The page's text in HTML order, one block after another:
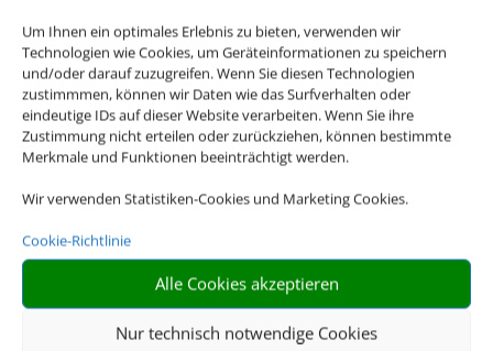
Um Ihnen ein optimales Erlebnis zu bieten, verwenden wir
Technologien wie Cookies, um Geräteinformationen zu speichern
und/oder darauf zuzugreifen. Wenn Sie diesen Technologien
zustimmmen, können wir Daten wie das Surfverhalten oder
eindeutige IDs auf dieser Website verarbeiten. Wenn Sie ihre
Zustimmung nicht erteilen oder zurückziehen, können bestimmte
Merkmale und Funktionen beeinträchtigt werden.
Wir verwenden Statistiken-Cookies und Marketing Cookies.
Cookie-Richtlinie
Alle Cookies akzeptieren
Nur technisch notwendige Cookies
Reisebüro
Wohlrab, Inh.
Joachim
Kerkhoff - e. K.
… wo der Urlaub beginnt